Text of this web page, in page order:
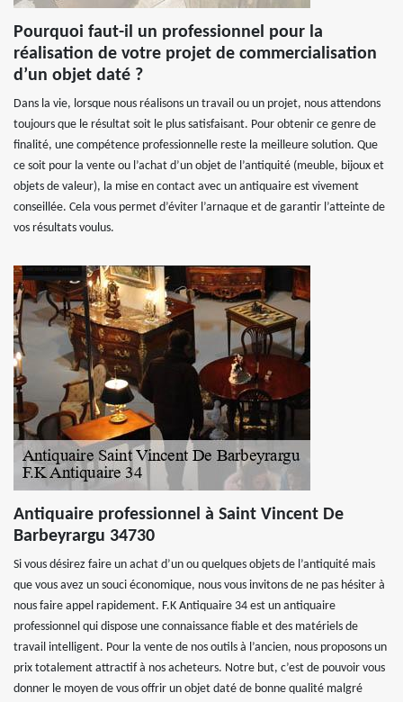
Pourquoi faut-il un professionnel pour la
réalisation de votre projet de commercialisation
d’un objet daté ?
Dans la vie, lorsque nous réalisons un travail ou un projet, nous attendons
toujours que le résultat soit le plus satisfaisant. Pour obtenir ce genre de
finalité, une compétence professionnelle reste la meilleure solution. Que
ce soit pour la vente ou l’achat d’un objet de l’antiquité (meuble, bijoux et
objets de valeur), la mise en contact avec un antiquaire est vivement
conseillée. Cela vous permet d’éviter l’arnaque et de garantir l’atteinte de
vos résultats voulus.
Antiquaire professionnel à Saint Vincent De
Barbeyrargu 34730
Si vous désirez faire un achat d’un ou quelques objets de l’antiquité mais
que vous avez un souci économique, nous vous invitons de ne pas hésiter à
nous faire appel rapidement. F.K Antiquaire 34 est un antiquaire
professionnel qui dispose une connaissance fiable et des matériels de
travail intelligent. Pour la vente de nos outils à l’ancien, nous proposons un
prix totalement attractif à nos acheteurs. Notre but, c’est de pouvoir vous
donner le moyen de vous offrir un objet daté de bonne qualité malgré